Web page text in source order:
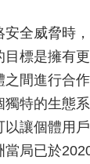
安全威脅時
目標是擁有
之間進行合
獨特的生態
以讓個體用
當局已於